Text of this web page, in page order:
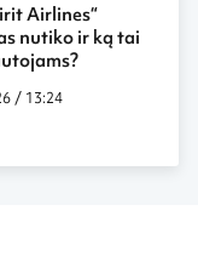
Airlines“
nutiko ir ką tai
/ 13:24